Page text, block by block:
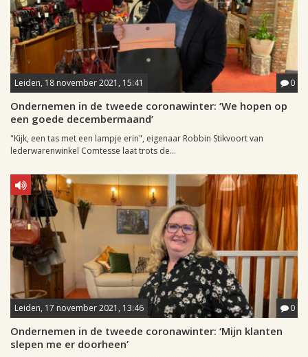
Leiden, 18 november 2021, 15:41 0
Ondernemen in de tweede coronawinter: ‘We hopen op
een goede decembermaand’
"Kijk, een tas met een lampje erin", eigenaar Robbin Stikvoort van
lederwarenwinkel Comtesse laat trots de...
Leiden, 17 november 2021, 13:46 0
Ondernemen in de tweede coronawinter: ‘Mijn klanten
slepen me er doorheen’